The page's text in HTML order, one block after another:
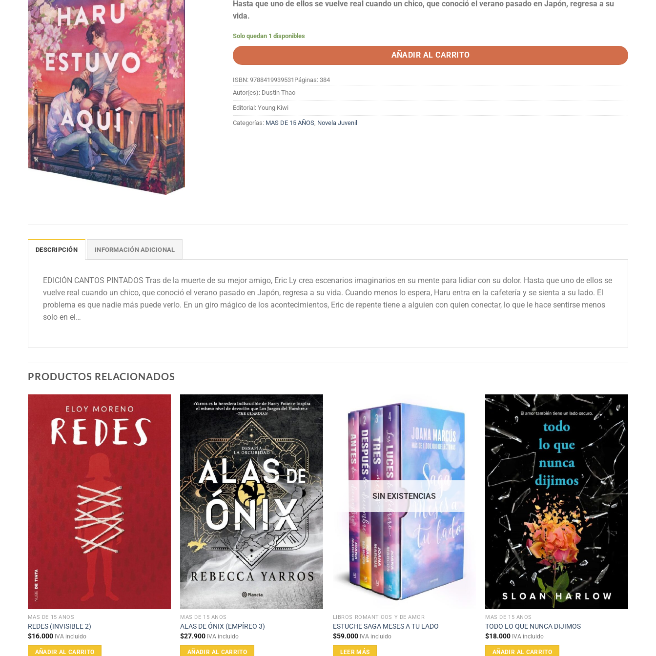
Hasta que uno de ellos se vuelve real cuando un chico, que conoció el verano pasado en Japón, regresa a su
vida.
Solo quedan 1 disponibles
AÑADIR AL CARRITO
ISBN: 9788419939531 Páginas: 384
Autor(es): Dustin Thao
Editorial: Young Kiwi
Categorías: MAS DE 15 AÑOS, Novela Juvenil
DESCRIPCIÓN INFORMACIÓN ADICIONAL
EDICIÓN CANTOS PINTADOS Tras de la muerte de su mejor amigo, Eric Ly crea escenarios imaginarios en su mente para lidiar con su dolor. Hasta que uno de ellos se
vuelve real cuando un chico, que conoció el verano pasado en Japón, regresa a su vida. Cuando menos lo espera, Haru entra en la cafetería y se sienta a su lado. El
problema es que nadie más puede verlo. En un giro mágico de los acontecimientos, Eric de repente tiene a alguien con quien conectar, lo que le hace sentirse menos
solo en el…
PRODUCTOS RELACIONADOS
MAS DE 15 AÑOS
REDES (INVISIBLE 2)
$16.000 IVA incluido
AÑADIR AL CARRITO
MAS DE 15 AÑOS
ALAS DE ÓNIX (EMPÍREO 3)
$27.900 IVA incluido
AÑADIR AL CARRITO
SIN EXISTENCIAS
LIBROS ROMÁNTICOS Y DE AMOR
ESTUCHE SAGA MESES A TU LADO
$59.000 IVA incluido
LEER MÁS
MAS DE 15 AÑOS
TODO LO QUE NUNCA DIJIMOS
$18.000 IVA incluido
AÑADIR AL CARRITO